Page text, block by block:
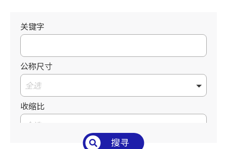
关键字
公称尺寸
全选
收缩比
全选
搜寻